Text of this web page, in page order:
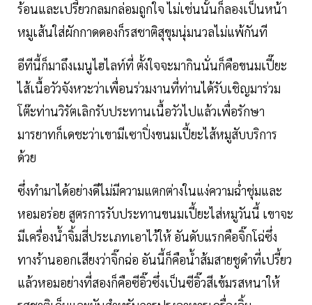
ร้อนและเปรี้ยวกลมกล่อมถูกใจ ไม่เช่นนั้นก็ลองเป็นหน้า
หมูเส้นใส่ผักกาดดองก็รสชาติสุขุมนุ่มนวลไม่แพ้กันที
อีทีนี้ก็มาถึงเมนูไฮไลท์ที่ ตั้งใจจะมากินนั่นก็คือขนมเปี๊ยะ
ไส้เนื้อวัวจังหวะว่าเพื่อนร่วมงานที่ท่านได้รับเชิญมาร่วม
โต๊ะท่านวิรัตเลิกรับประทานเนื้อวัวไปแล้วเพื่อรักษา
มารยาทก็เดชะว่าเขามีเซาปิ่งขนมเปี้ยะไส้หมูสับบริการ
ด้วย
ซึ่งทำมาได้อย่างดีไม่มีความแตกต่างในแง่ความฉ่ำชุ่มและ
หอมอร่อย สูตรการรับประทานขนมเปี้ยะไส่หมูวันนี้ เขาจะ
มีเครื่องน้ำจิ้มสี่ประเภทเอาไว้ให้ อันดับแรกคือจิ๊กโฉ่ซึ่ง
ทางร้านออกเสียงว่าจิ๊กฉ่อ อันนี้ก็คือน้ำส้มสายชูดำที่เปรี้ยว
แล้วหอมอย่างที่สองก็คือซีอิ๊วซึ่งเป็นซีอิ๊วสีเข้มรสหนาให้